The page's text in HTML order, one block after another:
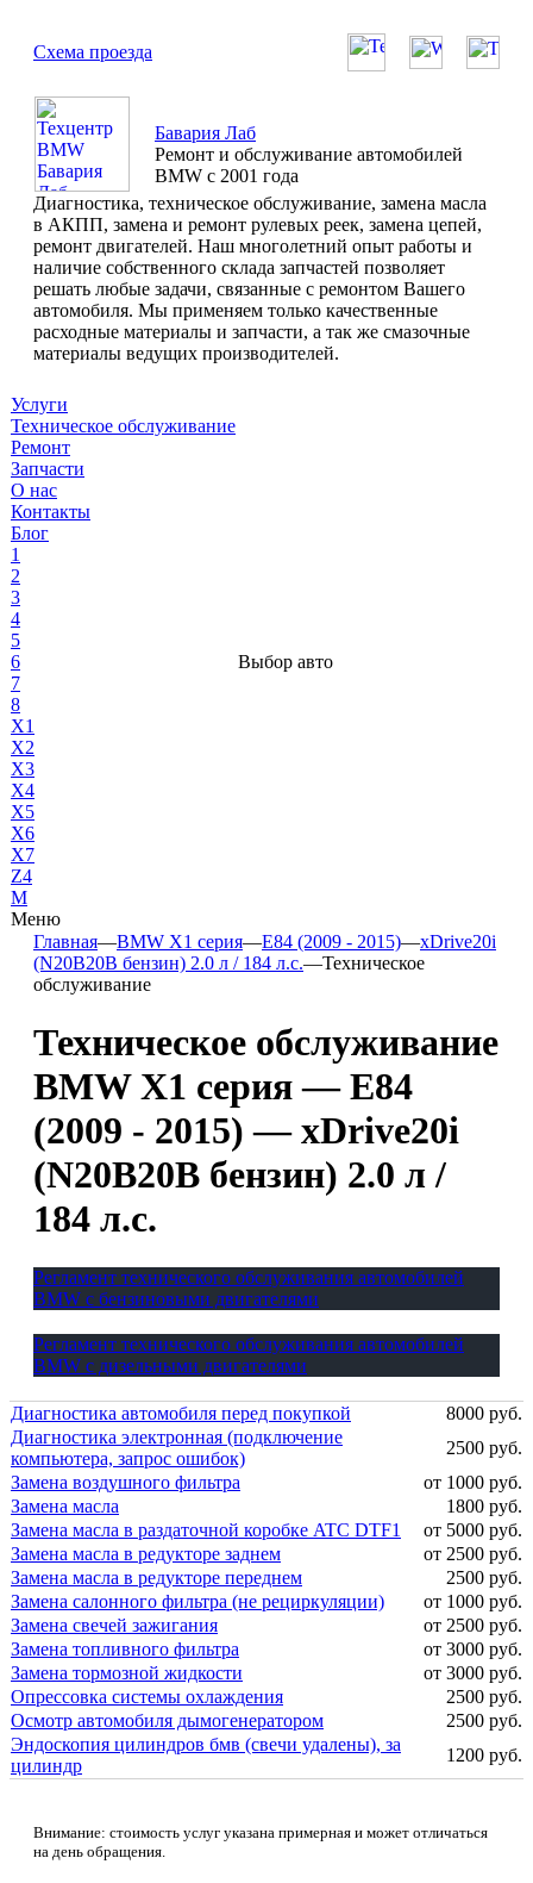
Схема проезда
Бавария Лаб
Ремонт и обслуживание автомобилей
BMW с 2001 года
Диагностика, техническое обслуживание, замена масла
в АКПП, замена и ремонт рулевых реек, замена цепей,
ремонт двигателей. Наш многолетний опыт работы и
наличие собственного склада запчастей позволяет
решать любые задачи, связанные с ремонтом Вашего
автомобиля. Мы применяем только качественные
расходные материалы и запчасти, а так же смазочные
материалы ведущих производителей.
Услуги
Техническое обслуживание
Ремонт
Запчасти
О нас
Контакты
Блог
1
2
3
4
5
6
7
8
X1
X2
X3
X4
X5
X6
X7
Z4
М
Меню
Выбор авто
Главная—BMW X1 серия—E84 (2009 - 2015)—xDrive20i
(N20B20B бензин) 2.0 л / 184 л.с.—Техническое
обслуживание
Техническое обслуживание
BMW X1 серия — E84
(2009 - 2015) — xDrive20i
(N20B20B бензин) 2.0 л /
184 л.с.
Регламент технического обслуживания автомобилей
BMW с бензиновыми двигателями
Регламент технического обслуживания автомобилей
BMW с дизельными двигателями
Диагностика автомобиля перед покупкой
8000 руб.
Диагностика электронная (подключение
компьютера, запрос ошибок)
2500 руб.
Замена воздушного фильтра
от 1000 руб.
Замена масла
1800 руб.
Замена масла в раздаточной коробке ATC DTF1
от 5000 руб.
Замена масла в редукторе заднем
от 2500 руб.
Замена масла в редукторе переднем
2500 руб.
Замена салонного фильтра (не рециркуляции)
от 1000 руб.
Замена свечей зажигания
от 2500 руб.
Замена топливного фильтра
от 3000 руб.
Замена тормозной жидкости
от 3000 руб.
Опрессовка системы охлаждения
2500 руб.
Осмотр автомобиля дымогенератором
2500 руб.
Эндоскопия цилиндров бмв (свечи удалены), за
цилиндр
1200 руб.
Внимание: стоимость услуг указана примерная и может отличаться
на день обращения.